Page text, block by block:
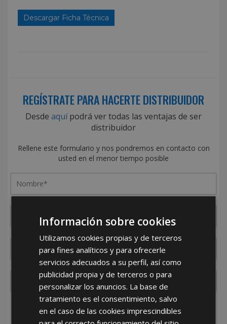
Descargar Ficha Técnica
REGÍSTRATE PARA HACERTE DISTRIBUIDOR
Desde aquípodrá ver todas las ventajas de ser
distribuidor
Rellene este formulario y nos pondremos en contacto con
usted en el menor tiempo posible
¿De dónde es la empresa?
España
Portugal Otros
Información sobre cookies
Utilizamos cookies propias y de terceros
para fines analíticos y para ofrecerle
servicios adecuados a su perfil, así como
publicidad propia y de terceros o para
personalizar los anuncios. La base de
tratamiento es el consentimiento, salvo
en el caso de las cookies imprescindibles